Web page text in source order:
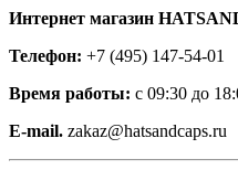
Интернет магазин
Телефон: +7 (495) 147-54-01
Время работы: с 09:30 до
E-mail. zakaz@hatsandcaps.ru